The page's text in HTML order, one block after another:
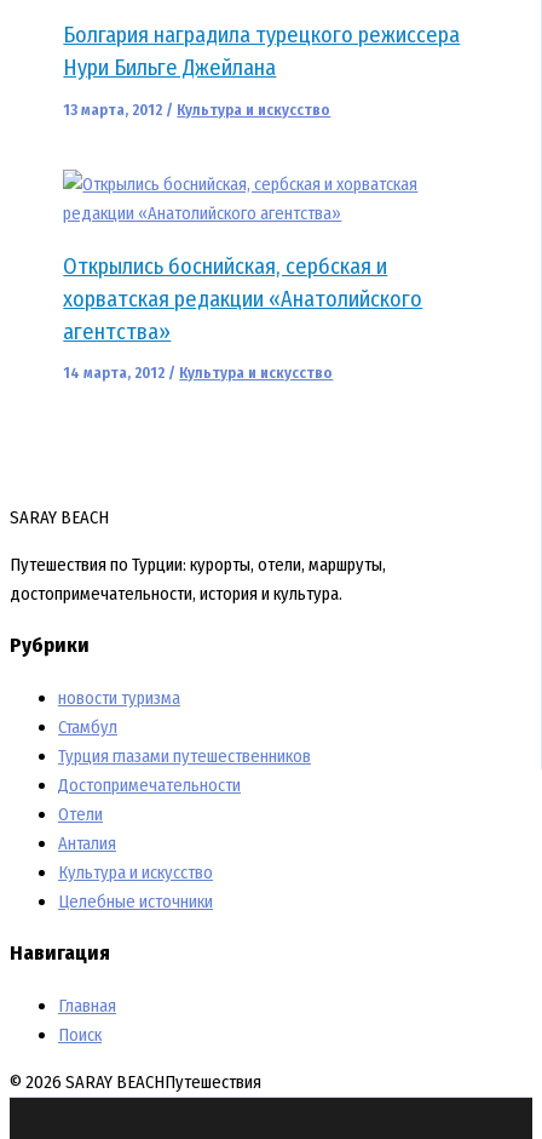
Болгария наградила турецкого режиссера
Нури Бильге Джейлана
13 марта, 2012 / Культура и искусство
Открылись боснийская, сербская и
хорватская редакции «Анатолийского
агентства»
14 марта, 2012 / Культура и искусство
SARAY BEACH
Путешествия по Турции: курорты, отели, маршруты,
достопримечательности, история и культура.
Рубрики
новости туризма
Стамбул
Турция глазами путешественников
Достопримечательности
Отели
Анталия
Культура и искусство
Целебные источники
Навигация
Главная
Поиск
© 2026 SARAY BEACHПутешествия